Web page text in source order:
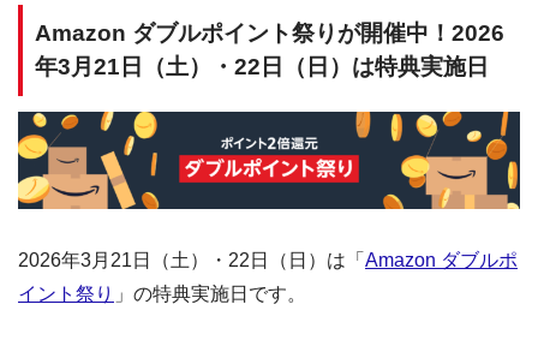
Amazon ダブルポイント祭りが開催中！2026
年3月21日（土）・22日（日）は特典実施日
2026年3月21日（土）・22日（日）は「 Amazon ダブルポ
イント祭り 」の特典実施日です。